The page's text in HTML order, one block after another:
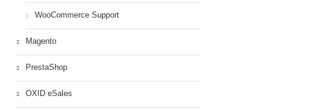
WooCommerce Support
Magento
PrestaShop
OXID eSales